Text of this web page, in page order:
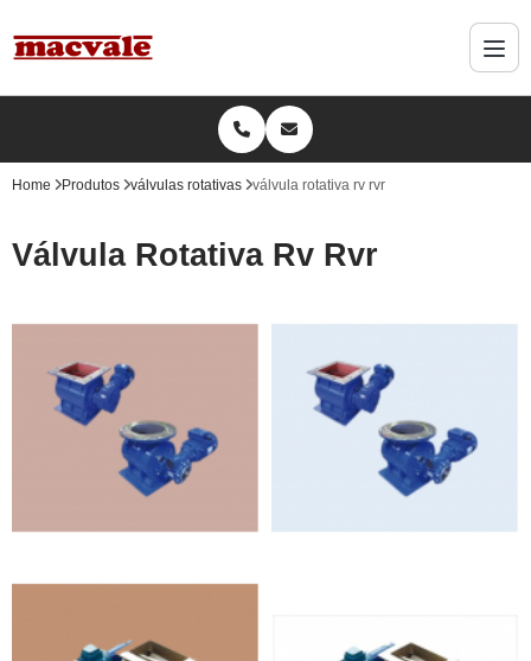
Home Produtos válvulas rotativas válvula rotativa rv rvr
Válvula Rotativa Rv Rvr